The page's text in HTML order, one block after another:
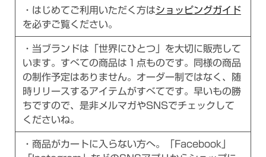
・はじめてご利用いただく方はショッピングガイド
を必ずご覧ください。
・当ブランドは「世界にひとつ」を大切に販売して
います。すべての商品は１点ものです。同様の商品
の制作予定はありません。オーダー制ではなく、随
時リリースするアイテムがすべてです。早いもの勝
ちですので、是非メルマガやSNSでチェックして
くださいね。
・商品がカートに入らない方へ。「Facebook」